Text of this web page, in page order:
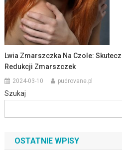
Lwia Zmarszczka Na Czole:
Redukcji Zmarszczek
2024-03-10 pudrovane.pl
Szukaj
OSTATNIE WPISY